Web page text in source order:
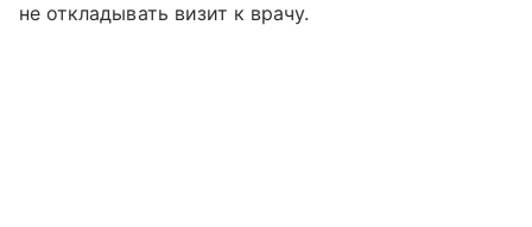
не откладывать визит к врачу.